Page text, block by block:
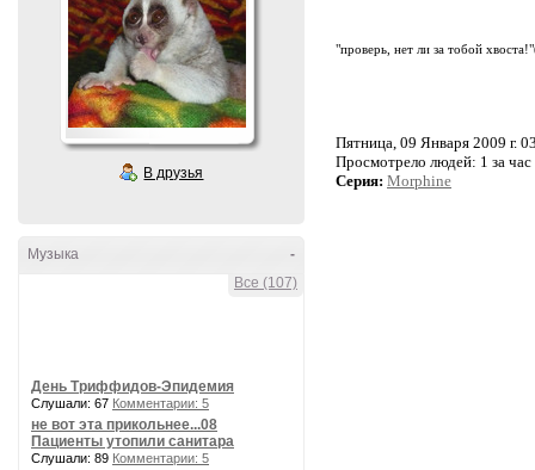
В друзья
-
Музыка
Все (107)
День Триффидов-Эпидемия
Слушали: 67 Комментарии: 5
не вот эта прикольнее...08
Пациенты утопили санитара
Слушали: 89 Комментарии: 5
"проверь, нет ли за тобой
Пятница, 09 Января 2009 г.
Просмотрело людей: 1 за
Серия: Morphine